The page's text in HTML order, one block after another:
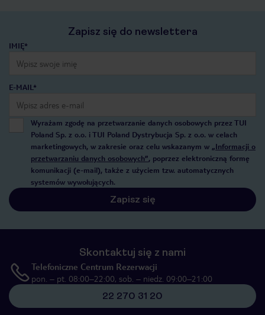
Zapisz się do newslettera
IMIĘ*
E-MAIL*
Wyrażam zgodę na przetwarzanie danych osobowych przez TUI
Poland Sp. z o.o. i TUI Poland Dystrybucja Sp. z o.o. w celach
marketingowych, w zakresie oraz celu wskazanym w „Informacji o
przetwarzaniu danych osobowych”, poprzez elektroniczną formę
komunikacji (e-mail), także z użyciem tzw. automatycznych
systemów wywołujących.
Zapisz się
Skontaktuj się z nami
Telefoniczne Centrum Rezerwacji
pon. – pt. 08:00–22:00, sob. – niedz. 09:00–21:00
22 270 31 20